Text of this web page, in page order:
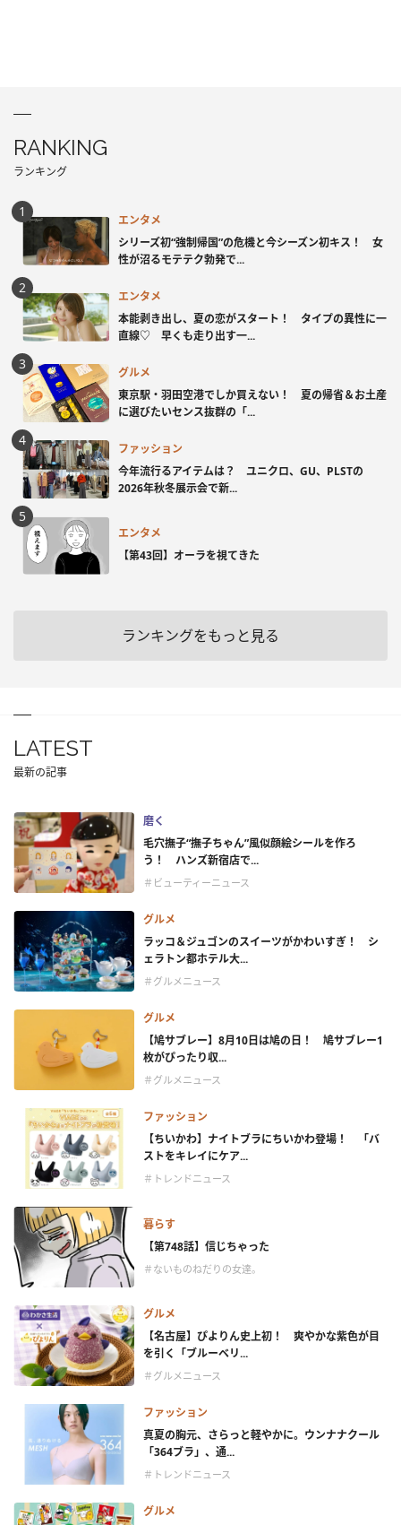
RANKING
ランキング
エンタメ
シリーズ初“強制帰国”の危機と今シーズン初キス！ 女
性が沼るモテテク勃発で...
エンタメ
本能剥き出し、夏の恋がスタート！ タイプの異性に一
直線♡ 早くも走り出す一...
グルメ
東京駅・羽田空港でしか買えない！ 夏の帰省＆お土産
に選びたいセンス抜群の「...
ファッション
今年流行るアイテムは？ ユニクロ、GU、PLSTの
2026年秋冬展示会で新...
エンタメ
【第43回】オーラを視てきた
ランキングをもっと見る
LATEST
最新の記事
磨く
毛穴撫子“撫子ちゃん”風似顔絵シールを作ろ
う！ ハンズ新宿店で...
＃ビューティーニュース
グルメ
ラッコ＆ジュゴンのスイーツがかわいすぎ！ シ
ェラトン都ホテル大...
＃グルメニュース
グルメ
【鳩サブレー】8月10日は鳩の日！ 鳩サブレー1
枚がぴったり収...
＃グルメニュース
ファッション
【ちいかわ】ナイトブラにちいかわ登場！ 「バ
ストをキレイにケア...
＃トレンドニュース
暮らす
【第748話】信じちゃった
＃ないものねだりの女達。
グルメ
【名古屋】ぴよりん史上初！ 爽やかな紫色が目
を引く「ブルーベリ...
＃グルメニュース
ファッション
真夏の胸元、さらっと軽やかに。ウンナナクール
「364ブラ」、通...
＃トレンドニュース
グルメ